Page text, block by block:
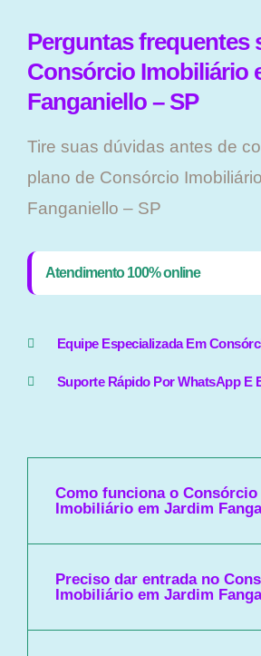
Perguntas frequentes
Consórcio Imobiliário
Fanganiello – SP
Tire suas dúvidas antes de
plano ​de Consórcio
Fanganiello – SP
Atendimento 100% online
Equipe Especializada Em
Suporte Rápido Por WhatsApp E
Como funciona o Consórcio
Imobiliário em Jardim
Preciso dar entrada no
Imobiliário em Jardim